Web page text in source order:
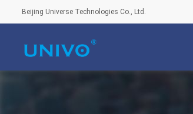
Beijing Universe Technologies Co., Ltd.